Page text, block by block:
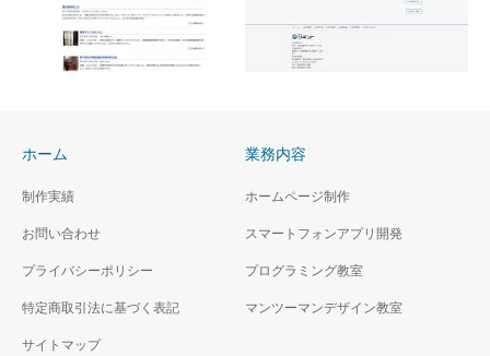
豊中報道。２リニューア
ルサイト
リニューアル・レスポンシブ
レスポンシブデザイン対応
ホーム
制作実績
お問い合わせ
プライバシーポリシー
特定商取引法に基づく表記
サイトマップ
業務内容
ホームページ制作
スマートフォンアプリ開発
プログラミング教室
マンツーマンデザイン教室